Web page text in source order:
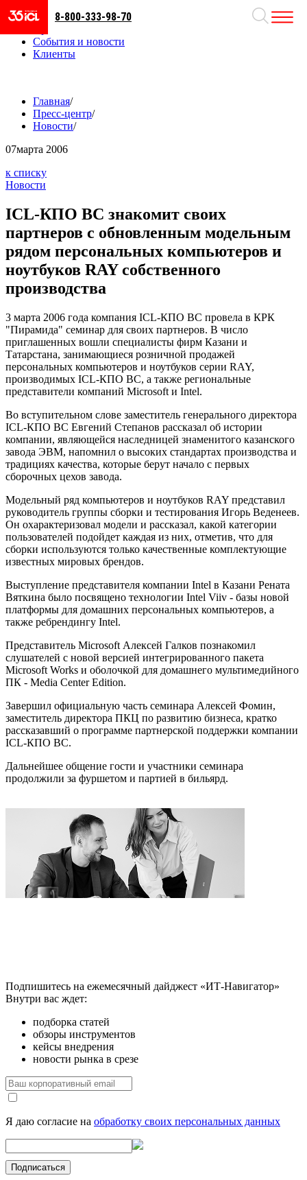
Направления
События и новости
Клиенты
8-800-333-98-70
Главная/
Пресс-центр/
Новости/
07марта 2006
к списку
Новости
ICL-КПО ВС знакомит своих
партнеров с обновленным модельным
рядом персональных компьютеров и
ноутбуков RAY собственного
производства
3 марта 2006 года компания ICL-КПО ВС провела в КРК
"Пирамида" семинар для своих партнеров. В число
приглашенных вошли специалисты фирм Казани и
Татарстана, занимающиеся розничной продажей
персональных компьютеров и ноутбуков серии RAY,
производимых ICL-КПО ВС, а также региональные
представители компаний Microsoft и Intel.
Во вступительном слове заместитель генерального директора
ICL-КПО ВС Евгений Степанов рассказал об истории
компании, являющейся наследницей знаменитого казанского
завода ЭВМ, напомнил о высоких стандартах производства и
традициях качества, которые берут начало с первых
сборочных цехов завода.
Модельный ряд компьютеров и ноутбуков RAY представил
руководитель группы сборки и тестирования Игорь Веденеев.
Он охарактеризовал модели и рассказал, какой категории
пользователей подойдет каждая из них, отметив, что для
сборки используются только качественные комплектующие
известных мировых брендов.
Выступление представителя компании Intel в Казани Рената
Вяткина было посвящено технологии Intel Viiv - базы новой
платформы для домашних персональных компьютеров, а
также ребрендингу Intel.
Представитель Microsoft Алексей Галков познакомил
слушателей с новой версией интегрированного пакета
Microsoft Works и оболочкой для домашнего мультимедийного
ПК - Media Center Edition.
Завершил официальную часть семинара Алексей Фомин,
заместитель директора ПКЦ по развитию бизнеса, кратко
рассказавший о программе партнерской поддержки компании
ICL-КПО ВС.
Дальнейшее общение гости и участники семинара
продолжили за фуршетом и партией в бильярд.
Подпишитесь на ежемесячный дайджест «ИТ-Навигатор»
Внутри вас ждет:
подборка статей
обзоры инструментов
кейсы внедрения
новости рынка в срезе
Я даю согласие на обработку своих персональных данных